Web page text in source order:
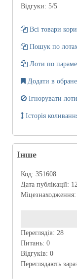
Відгуки: 5/5
Всі товари
Пошук по
Лоти по
Додати в обране
Ігнорувати
Історія
Інше
Код: 351608
Дата публікації:
Міцезнаходження:
Переглядів: 28
Питань: 0
Відгуків: 0
Переглядають